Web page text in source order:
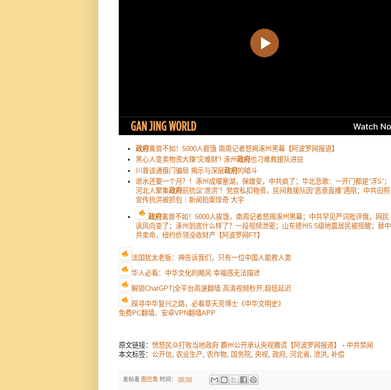
政府禽兽不如！5000人捱饿 南周记者怒揭涿州黑幕【阿波罗网报道】
黑心人变卖物资大赚“灾难财”! 涿州政府也刁难救援队进驻
川普谈通俄门骗局 揭示与深层政府的暗斗
退水还要一个月？！涿州成堰塞湖，保雄安，中共疯了；华北悲歌：一开门都是“浮S”；
河北人聚集政府前抗议“泄洪”！党官私扣物资，民间救援队因“恶意直播”遇阻；中共旧照
宣传抗洪被抓包｜新闻拍案惊奇 大宇
政府禽兽不如！5000人挨饿，南周记者怒揭涿州黑幕；中共罕见严词批评俄，网民
讽风向变了；涿州到底什么样了？一段视频泄密；山东德州5.5级地震居民被摇醒；替中
共卖命，纽约侨领没收财产【阿波罗网FT】
法国犹太老板：神告诉我们，只有一位中国人能救人类
华人必看：中华文化的飓风 幸福感无法描述
解锁ChatGPT|全平台高速翻墙:高清视频秒开,超低延迟
探寻中华复兴之路，必看章天亮博士《中华文明史》
免费PC翻墙、安卓VPN翻墙APP
原文链接： 愤怒民众打败当地政府 覇州公开承认央视撒谎【阿波罗网报道】 - 中共禁闻
本文标签： 公开信 农业生产 农作物 国务院 央视 政府 河北省 泄洪 补偿
发帖者 图巴鲁 时间： 05:50